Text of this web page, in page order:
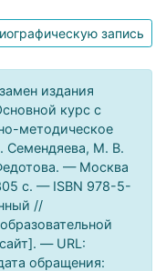
запись
издания
курс с
методическое
Семендяева, М. В.
— Москва
c. — ISBN 978-5-
//
— URL:
обращения: